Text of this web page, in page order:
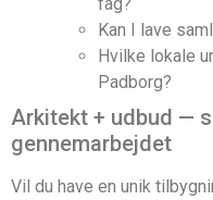
Kan I lave
Hvilke lokale
Padborg?
Arkitekt + udbud —
gennemarbejdet
Vil du have en unik